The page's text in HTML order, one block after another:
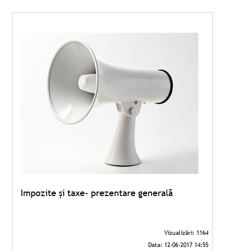
Impozite și taxe- prezentare generală